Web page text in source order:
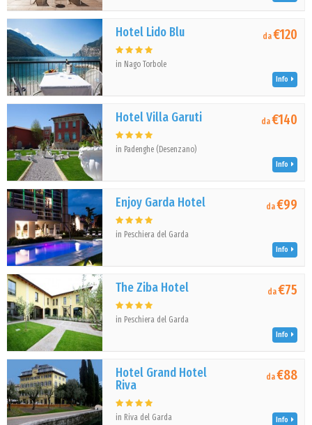
Hotel Lido Blu
in Nago Torbole
da€120
Info
Hotel Villa Garuti
in Padenghe (Desenzano)
da€140
Info
Enjoy Garda Hotel
in Peschiera del Garda
da€99
Info
The Ziba Hotel
in Peschiera del Garda
da€75
Info
Hotel Grand Hotel
Riva
in Riva del Garda
da€88
Info